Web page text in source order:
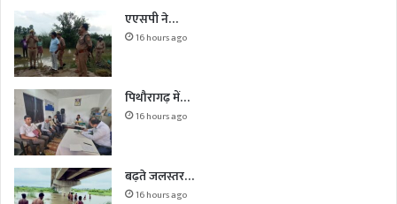
एएसपी ने…
16 hours ago
पिथौरागढ़ में…
16 hours ago
बढ़ते जलस्तर…
16 hours ago